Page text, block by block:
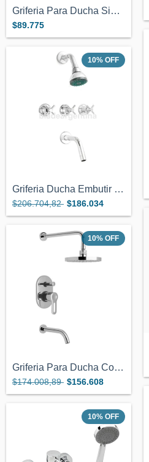
Griferia Para Ducha Sin Transferencia Hy...
$89.775
10% OFF
Griferia Ducha Embutir Cierre Ceramico T...
$206.704,82 $186.034
10% OFF
Griferia Para Ducha Con Transferencia Hy...
$174.008,89 $156.608
10% OFF